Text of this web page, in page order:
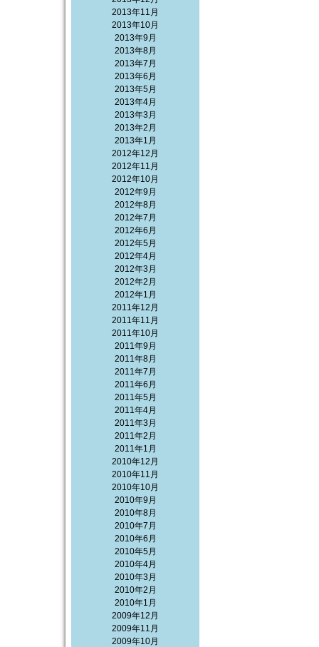
2013年11月
2013年10月
2013年9月
2013年8月
2013年7月
2013年6月
2013年5月
2013年4月
2013年3月
2013年2月
2013年1月
2012年12月
2012年11月
2012年10月
2012年9月
2012年8月
2012年7月
2012年6月
2012年5月
2012年4月
2012年3月
2012年2月
2012年1月
2011年12月
2011年11月
2011年10月
2011年9月
2011年8月
2011年7月
2011年6月
2011年5月
2011年4月
2011年3月
2011年2月
2011年1月
2010年12月
2010年11月
2010年10月
2010年9月
2010年8月
2010年7月
2010年6月
2010年5月
2010年4月
2010年3月
2010年2月
2010年1月
2009年12月
2009年11月
2009年10月